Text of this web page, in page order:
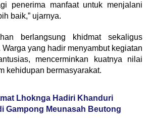
penerima manfaat untuk menjalani
baik,” ujarnya.
berlangsung khidmat sekaligus
yang hadir menyambut kegiatan
mencerminkan kuatnya nilai
kehidupan bermasyarakat.
Lhoknga Hadiri Khanduri
Gampong Meunasah Beutong